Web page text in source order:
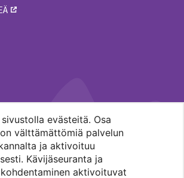
evästeitä. Osa
välttämättömiä palvelun
ja aktivoituu
Kävijäseuranta ja
aktivoituvat
MENOHAKU